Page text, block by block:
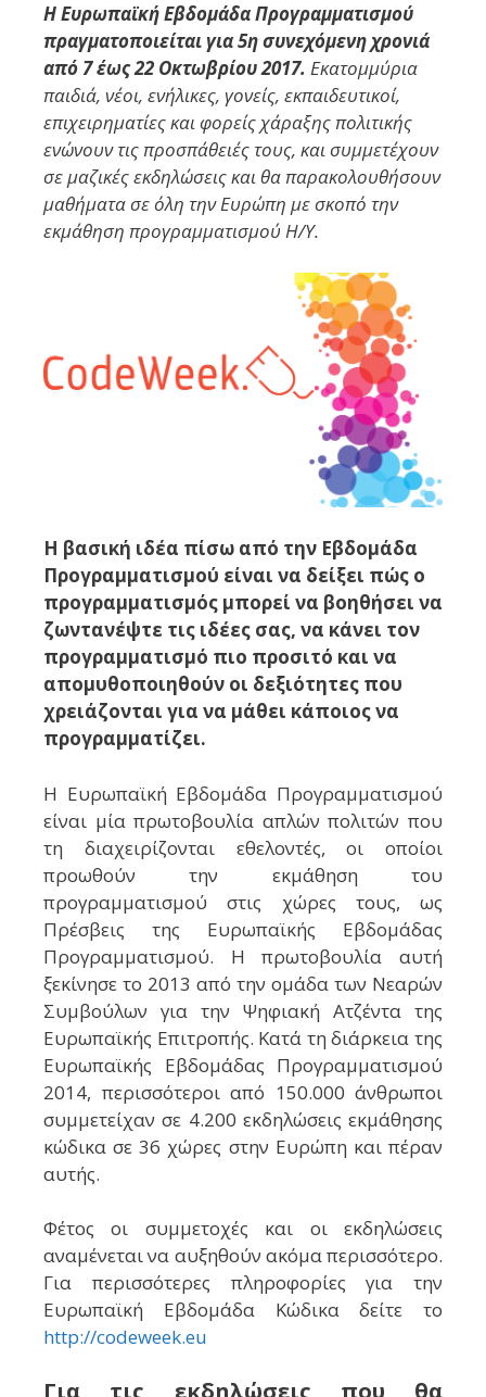
Η Ευρωπαϊκή Εβδομάδα Προγραμματισμού
πραγματοποιείται για 5η συνεχόμενη χρονιά
από 7 έως 22 Οκτωβρίου 2017. Εκατομμύρια
παιδιά, νέοι, ενήλικες, γονείς, εκπαιδευτικοί,
επιχειρηματίες και φορείς χάραξης πολιτικής
ενώνουν τις προσπάθειές τους, και συμμετέχουν
σε μαζικές εκδηλώσεις και θα παρακολουθήσουν
μαθήματα σε όλη την Ευρώπη με σκοπό την
εκμάθηση προγραμματισμού Η/Υ.
Η βασική ιδέα πίσω από την Εβδομάδα
Προγραμματισμού είναι να δείξει πώς ο
προγραμματισμός μπορεί να βοηθήσει να
ζωντανέψτε τις ιδέες σας, να κάνει τον
προγραμματισμό πιο προσιτό και να
απομυθοποιηθούν οι δεξιότητες που
χρειάζονται για να μάθει κάποιος να
προγραμματίζει.
Η Ευρωπαϊκή Εβδομάδα Προγραμματισμού
είναι μία πρωτοβουλία απλών πολιτών που
τη διαχειρίζονται εθελοντές, οι οποίοι
προωθούν την εκμάθηση του
προγραμματισμού στις χώρες τους, ως
Πρέσβεις της Ευρωπαϊκής Εβδομάδας
Προγραμματισμού. Η πρωτοβουλία αυτή
ξεκίνησε το 2013 από την ομάδα των Νεαρών
Συμβούλων για την Ψηφιακή Ατζέντα της
Ευρωπαϊκής Επιτροπής. Κατά τη διάρκεια της
Ευρωπαϊκής Εβδομάδας Προγραμματισμού
2014, περισσότεροι από 150.000 άνθρωποι
συμμετείχαν σε 4.200 εκδηλώσεις εκμάθησης
κώδικα σε 36 χώρες στην Ευρώπη και πέραν
αυτής.
Φέτος οι συμμετοχές και οι εκδηλώσεις
αναμένεται να αυξηθούν ακόμα περισσότερο.
Για περισσότερες πληροφορίες για την
Ευρωπαϊκή Εβδομάδα Κώδικα δείτε το
http://codeweek.eu
Για τις εκδηλώσεις που θα